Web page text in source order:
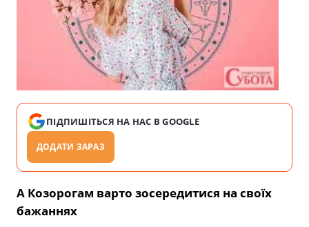
ПІДПИШІТЬСЯ НА НАС В GOOGLE
ДОДАТИ ЗАРАЗ
А Козорогам варто зосередитися на своїх
бажаннях